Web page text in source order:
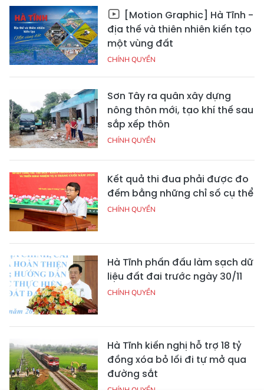
[Motion Graphic] Hà Tĩnh -
địa thế và thiên nhiên kiến tạo
một vùng đất
CHÍNH QUYỀN
Sơn Tây ra quân xây dựng
nông thôn mới, tạo khí thế sau
sắp xếp thôn
CHÍNH QUYỀN
Kết quả thi đua phải được đo
đếm bằng những chỉ số cụ thể
CHÍNH QUYỀN
Hà Tĩnh phấn đấu làm sạch dữ
liệu đất đai trước ngày 30/11
CHÍNH QUYỀN
Hà Tĩnh kiến nghị hỗ trợ 18 tỷ
đồng xóa bỏ lối đi tự mở qua
đường sắt